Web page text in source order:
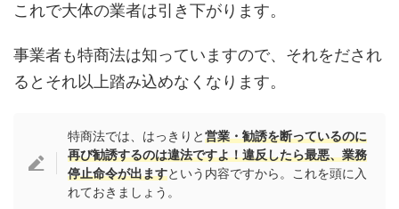
これで大体の業者は引き下がります。
事業者も特商法は知っていますので、それをだされ
るとそれ以上踏み込めなくなります。
特商法では、はっきりと営業・勧誘を断っているのに
再び勧誘するのは違法ですよ！違反したら最悪、業務
停止命令が出ますという内容ですから。これを頭に入
れておきましょう。